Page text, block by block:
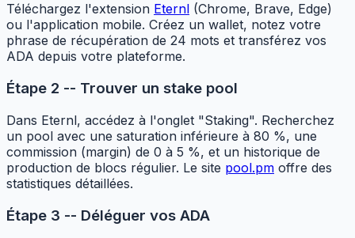
Téléchargez l'extension Eternl (Chrome, Brave, Edge)
ou l'application mobile. Créez un wallet, notez votre
phrase de récupération de 24 mots et transférez vos
ADA depuis votre plateforme.
Étape 2 -- Trouver un stake pool
Dans Eternl, accédez à l'onglet "Staking". Recherchez
un pool avec une saturation inférieure à 80 %, une
commission (margin) de 0 à 5 %, et un historique de
production de blocs régulier. Le site pool.pm offre des
statistiques détaillées.
Étape 3 -- Déléguer vos ADA